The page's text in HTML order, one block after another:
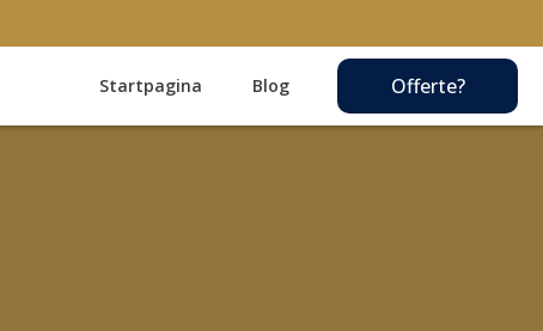
Startpagina Blog Offerte?